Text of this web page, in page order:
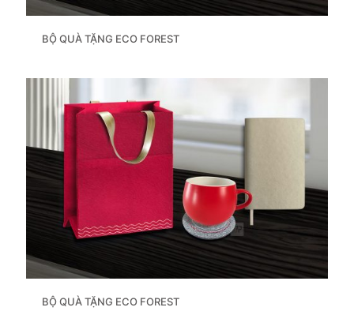
BỘ QUÀ TẶNG ECO FOREST
BỘ QUÀ TẶNG ECO FOREST